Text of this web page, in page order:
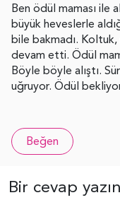
Ben ödül maması ile
büyük heveslerle
bile bakmadı.
devam etti. Ödül
Böyle böyle alıştı.
uğruyor. Ödül
Beğen
Bir cevap yazın